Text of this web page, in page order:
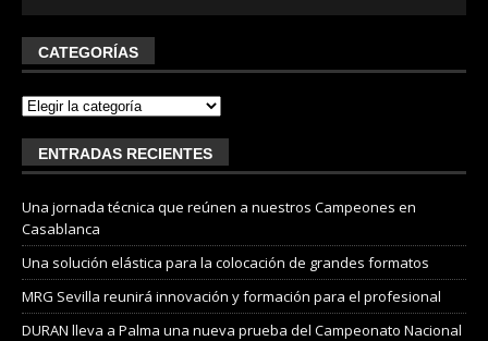
CATEGORÍAS
ENTRADAS RECIENTES
Una jornada técnica que reúnen a nuestros Campeones en
Casablanca
Una solución elástica para la colocación de grandes formatos
MRG Sevilla reunirá innovación y formación para el profesional
DURAN lleva a Palma una nueva prueba del Campeonato Nacional